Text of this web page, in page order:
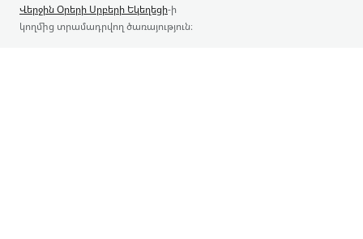
Վերջին Օրերի Սրբերի Եկեղեցի-ի
կողմից տրամադրվող ծառայություն։